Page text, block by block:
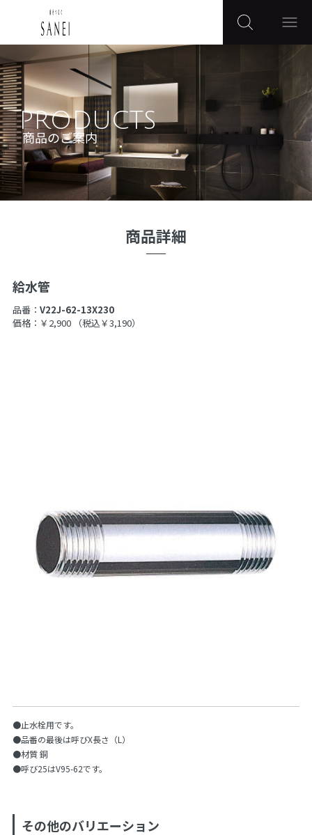
PRODUCTS
商品のご案内
商品詳細
給水管
品番： V22J-62-13X230
価格：￥2,900
（税込￥3,190）
●止水栓用です。
●品番の最後は呼びX長さ（L）
●材質 銅
●呼び25はV95-62です。
その他のバリエーション